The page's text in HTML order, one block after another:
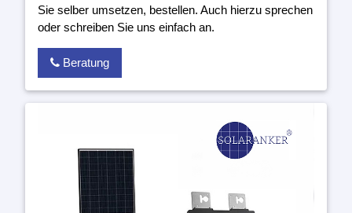
Sie selber umsetzen, bestellen. Auch hierzu sprechen
oder schreiben Sie uns einfach an.
Beratung